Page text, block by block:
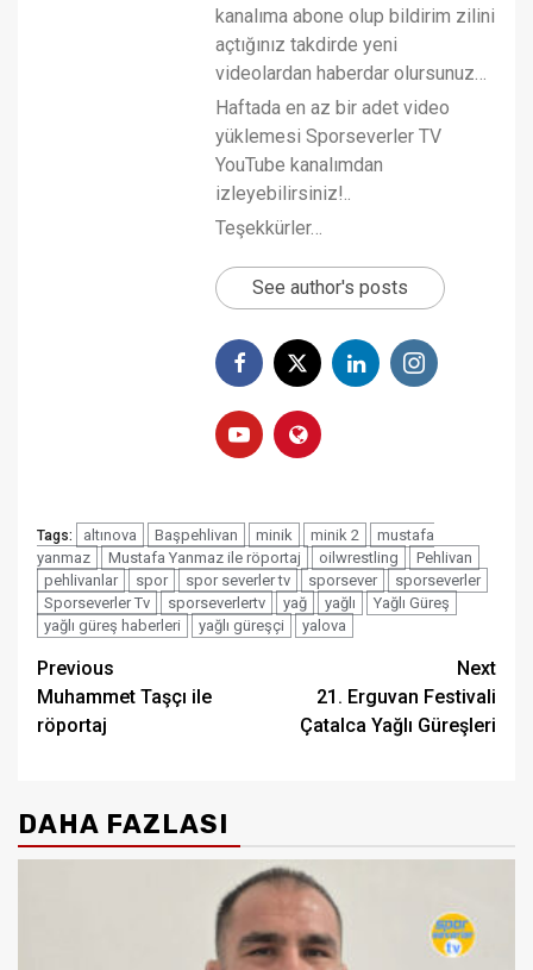
kanalıma abone olup bildirim zilini
açtığınız takdirde yeni
videolardan haberdar olursunuz…
Haftada en az bir adet video
yüklemesi Sporseverler TV
YouTube kanalımdan
izleyebilirsiniz!..
Teşekkürler…
See author's posts
Tags: altınova Başpehlivan minik minik 2
mustafa
yanmaz
Mustafa Yanmaz ile röportaj oilwrestling
Pehlivan
pehlivanlar
spor spor severler tv sporsever
sporseverler
Sporseverler Tv
sporseverlertv yağ yağlı
Yağlı Güreş
yağlı güreş haberleri
yağlı güreşçi yalova
Post
navigation
Previous
Muhammet Taşçı ile
röportaj
Next
21. Erguvan Festivali
Çatalca Yağlı Güreşleri
DAHA FAZLASI